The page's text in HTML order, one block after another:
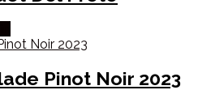
Pinot Noir 2023